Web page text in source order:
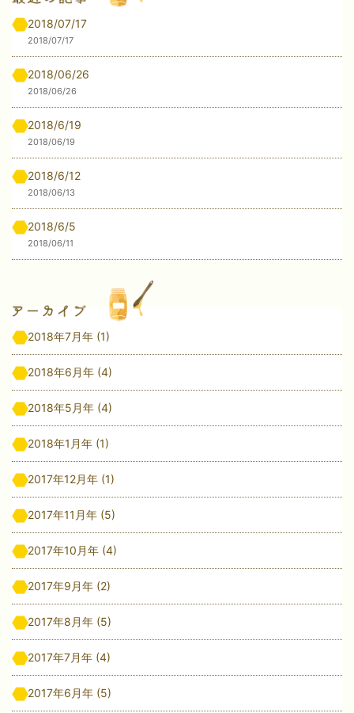
2018/07/17
2018/07/17
2018/06/26
2018/06/26
2018/6/19
2018/06/19
2018/6/12
2018/06/13
2018/6/5
2018/06/11
2018年7月年 (1)
2018年6月年 (4)
2018年5月年 (4)
2018年1月年 (1)
2017年12月年 (1)
2017年11月年 (5)
2017年10月年 (4)
2017年9月年 (2)
2017年8月年 (5)
2017年7月年 (4)
2017年6月年 (5)